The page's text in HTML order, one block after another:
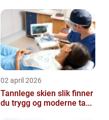
02 april 2026
Tannlege skien slik finner
du trygg og moderne ta...